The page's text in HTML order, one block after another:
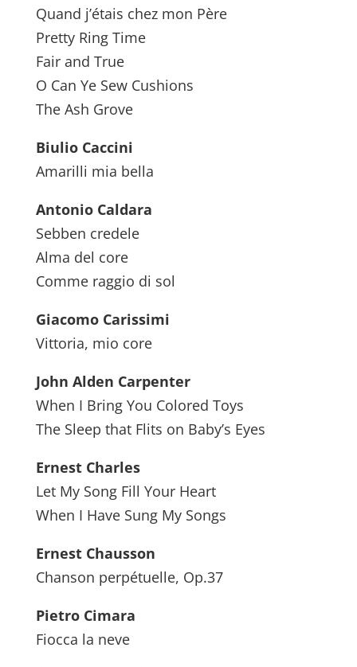
Quand j’étais chez mon Père
Pretty Ring Time
Fair and True
O Can Ye Sew Cushions
The Ash Grove
Biulio Caccini
Amarilli mia bella
Antonio Caldara
Sebben credele
Alma del core
Comme raggio di sol
Giacomo Carissimi
Vittoria, mio core
John Alden Carpenter
When I Bring You Colored Toys
The Sleep that Flits on Baby’s Eyes
Ernest Charles
Let My Song Fill Your Heart
When I Have Sung My Songs
Ernest Chausson
Chanson perpétuelle, Op.37
Pietro Cimara
Fiocca la neve